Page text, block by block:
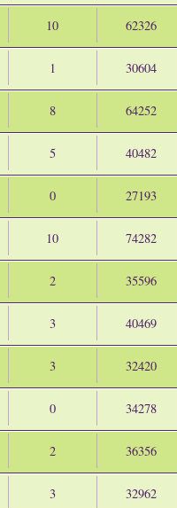
10 62326
1 30604
8 64252
5 40482
0 27193
10 74282
2 35596
3 40469
3 32420
0 34278
2 36356
3 32962